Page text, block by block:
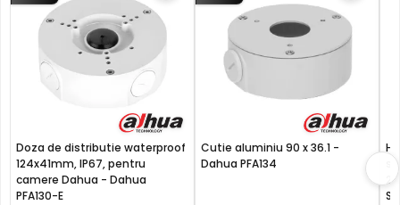
Cu ajutorul functie SMD Plus, camera IP Dahua IPC-
HFW2649TL-S-LED-0280B-PRO, ofera o detectie a miscarii
inteligenta, facand diferenta intre miscarile provocate de
om sau masina, eliminandu-le pe cele provocate de
vegetatie, animale, insecte, lumini sau chiar ploaie.
Doza de distributie waterproof
124x41mm, IP67, pentru
camere Dahua - Dahua
PFA130-E
Cutie aluminiu 90 x 36.1 -
Dahua PFA134